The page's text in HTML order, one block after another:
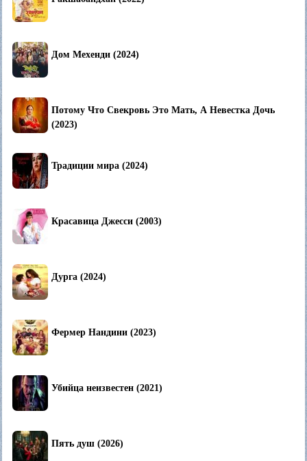
Дом Мехенди (2024)
Потому Что Свекровь Это Мать, А Невестка Дочь
(2023)
Традиции мира (2024)
Красавица Джесси (2003)
Дурга (2024)
Фермер Нандини (2023)
Убийца неизвестен (2021)
Пять душ (2026)